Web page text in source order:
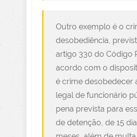
Outro exemplo é o
desobediência,
artigo 330 do Código
acordo com o
é crime desobedecer
legal de funcionário
pena prevista para
de detenção, de 15